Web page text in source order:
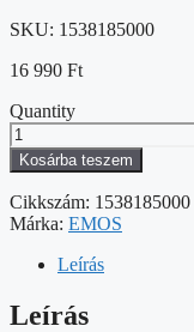
SKU: 1538185000
16 990 Ft
Quantity
EMOS
Wesley
LED
asztali
lámpa,
mennyiség
Kosárba teszem
Cikkszám: 1538185000
Márka: EMOS
Leírás
Leírás